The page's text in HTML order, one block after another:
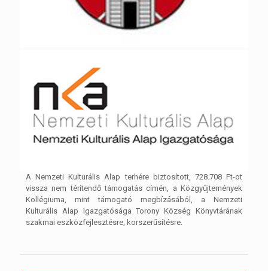
A Nemzeti Kulturális Alap terhére biztosított, 728.708 Ft-ot
vissza nem térítendő támogatás címén, a Közgyűjtemények
Kollégiuma, mint támogató megbízásából, a Nemzeti
Kulturális Alap Igazgatósága Torony Község Könyvtárának
szakmai eszközfejlesztésre, korszerűsítésre.